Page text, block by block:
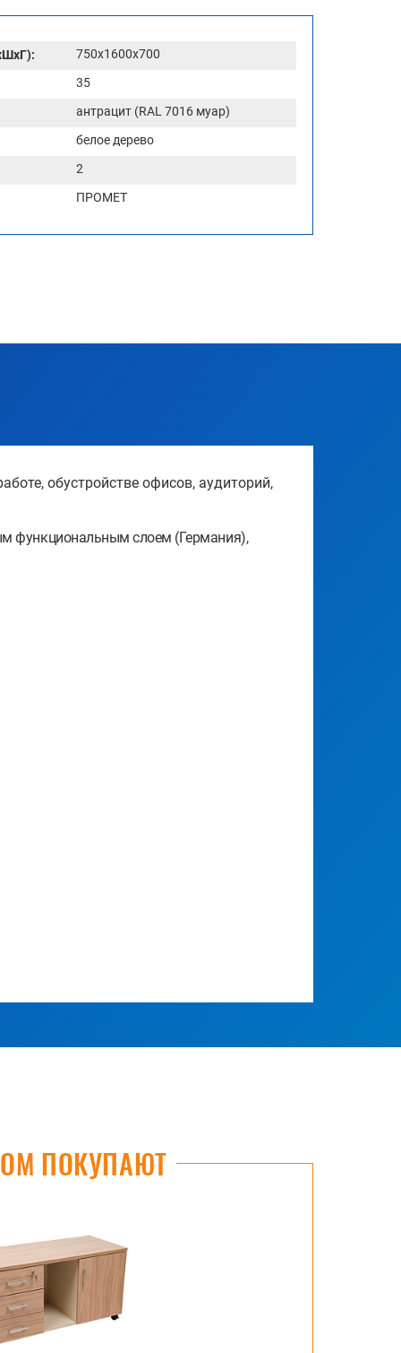
750x1600x700
35
антрацит (RAL 7016 муар)
белое дерево
2
ПРОМЕТ
обустройстве офисов, аудиторий,
функциональным слоем (Германия),
ПОКУПАЮТ